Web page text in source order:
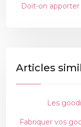
Doit-on
Articles
Les
Fabriquer vos